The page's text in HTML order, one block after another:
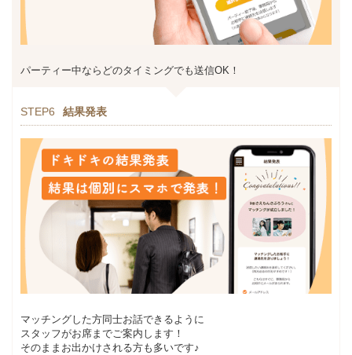
パーティー中ならどのタイミングでも送信OK！
STEP6 結果発表
マッチングした方同士お話できるように
スタッフがお席までご案内します！
そのままお出かけされる方も多いです♪